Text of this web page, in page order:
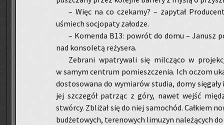
– Więc na co cze­ka­my? – za­py­tał
uśmiech so­cjo­pa­ty za­ło­dze.
– Ko­men­da B13: po­wrót do domu – Ja­nusz
nad kon­so­le­tą re­ży­se­ra.
Ze­bra­ni wpa­try­wa­li się mil­czą­co w
w samym cen­trum po­miesz­cze­nia. Ich oczom
do­sto­so­wa­na do wy­mia­rów stu­dia, domy
jej szcze­gół pa­trząc z góry, nawet wejść
stwór­cy. Zbli­żał się do niej sa­mo­chód. Cał­kiem
bu­dże­to­wych, te­re­no­wych li­mu­zyn na­le­żą­cych do